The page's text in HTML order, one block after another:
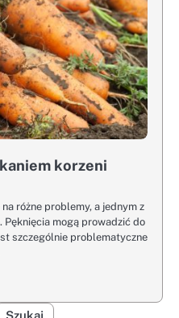
korzeni
różne problemy, a jednym z
Pęknięcia mogą prowadzić do
szczególnie problematyczne